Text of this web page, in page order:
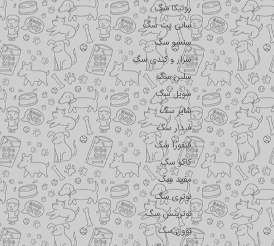
روتیکا سگ
سانی پت سگ
سنسو سگ
سزار و کندی سگ
سلبن سگ
سویل سگ
شایر سگ
فیدار سگ
فیفورا سگ
کاکو سگ
مفید سگ
نوتری سگ
نوترینس سگ
نوول سگ